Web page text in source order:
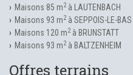
Maisons 85 m2à LAUTENBACH
Maisons 93 m2à SEPPOIS-LE-BAS
Maisons 120 m2à BRUNSTATT
Maisons 93 m2à BALTZENHEIM
Offres terrains